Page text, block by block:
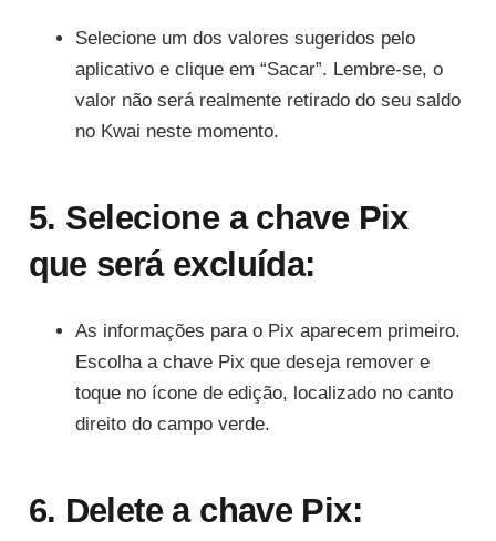
Selecione um dos valores sugeridos pelo
aplicativo e clique em “Sacar”. Lembre-se, o
valor não será realmente retirado do seu saldo
no Kwai neste momento.
5. Selecione a chave Pix
que será excluída:
As informações para o Pix aparecem primeiro.
Escolha a chave Pix que deseja remover e
toque no ícone de edição, localizado no canto
direito do campo verde.
6. Delete a chave Pix: